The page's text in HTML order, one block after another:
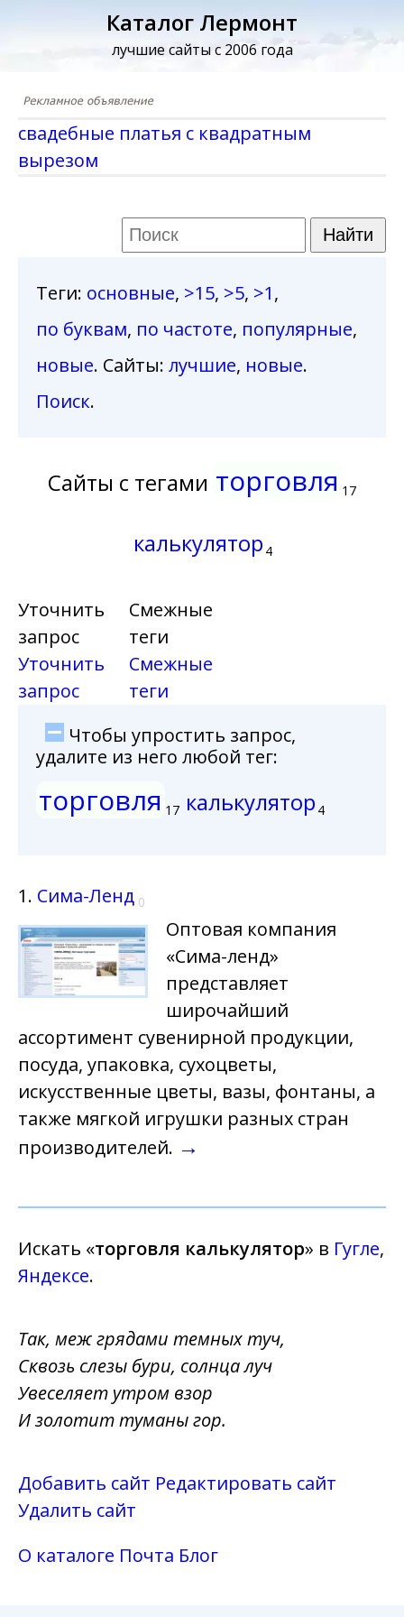
Каталог Лермонт
лучшие сайты с 2006 года
свадебные платья с квадратным
вырезом
Теги: основные, >15, >5, >1,
по буквам, по частоте, популярные,
новые. Сайты: лучшие, новые.
Поиск.
Сайты с тегами торговля 17
калькулятор 4
Уточнить
запрос
Уточнить
запрос
Смежные
теги
Смежные
теги
Чтобы упростить запрос,
удалите из него любой тег:
торговля 17 калькулятор 4
1. Сима-Ленд 0
Оптовая компания
«Сима-ленд»
представляет
широчайший
ассортимент сувенирной продукции,
посуда, упаковка, сухоцветы,
искусственные цветы, вазы, фонтаны, а
также мягкой игрушки разных стран
производителей. →
Искать «торговля калькулятор» в Гугле,
Яндексе.
Так, меж грядами темных туч,
Сквозь слезы бури, солнца луч
Увеселяет утром взор
И золотит туманы гор.
Добавить сайт Редактировать сайт
Удалить сайт
О каталоге Почта Блог